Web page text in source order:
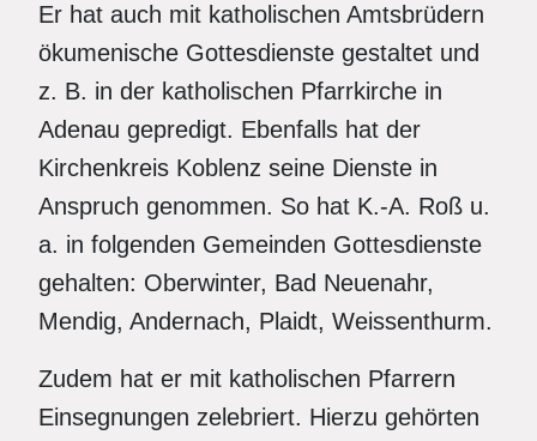
Er hat auch mit katholischen Amtsbrüdern
ökumenische Gottesdienste gestaltet und
z. B. in der katholischen Pfarrkirche in
Adenau gepredigt. Ebenfalls hat der
Kirchenkreis Koblenz seine Dienste in
Anspruch genommen. So hat K.-A. Roß u.
a. in folgenden Gemeinden Gottesdienste
gehalten: Oberwinter, Bad Neuenahr,
Mendig, Andernach, Plaidt, Weissenthurm.
Zudem hat er mit katholischen Pfarrern
Einsegnungen zelebriert. Hierzu gehörten